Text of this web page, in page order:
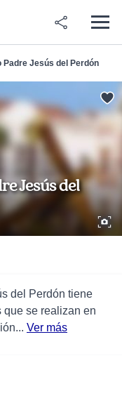
Padre Jesús del Perdón
Jesús del
del Perdón tiene
que se realizan en
Ver más